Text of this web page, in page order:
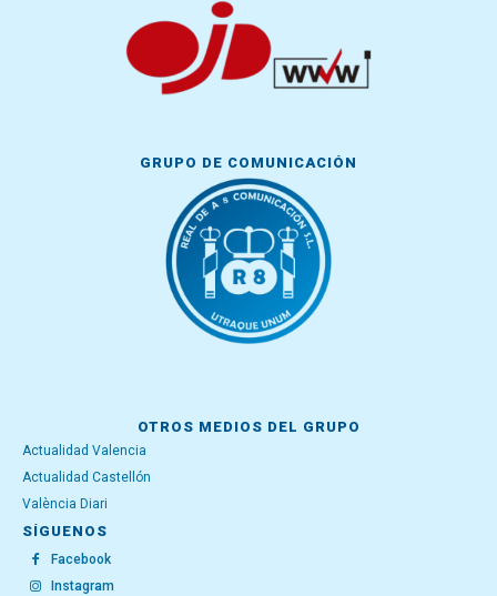
GRUPO DE COMUNICACIÓN
OTROS MEDIOS DEL GRUPO
Actualidad Valencia
Actualidad Castellón
València Diari
SÍGUENOS
Facebook
Instagram